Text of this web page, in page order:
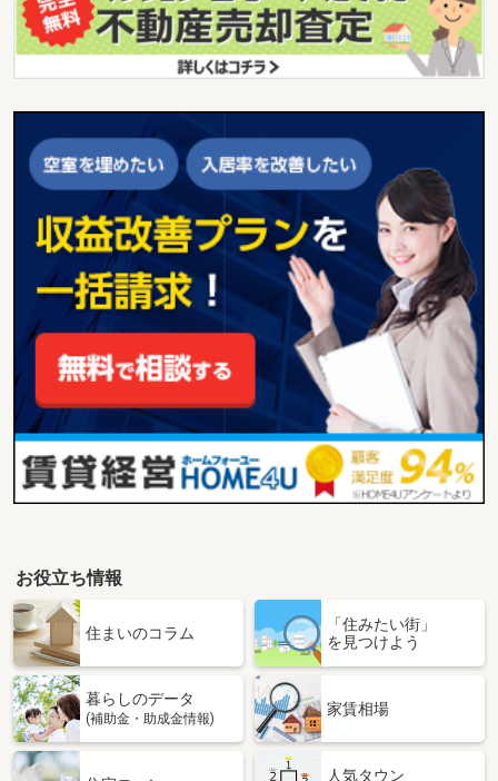
お役立ち情報
住まいのコラム
「住みたい街」
を見つけよう
暮らしのデータ
(補助金・助成金情報)
家賃相場
人気タウン